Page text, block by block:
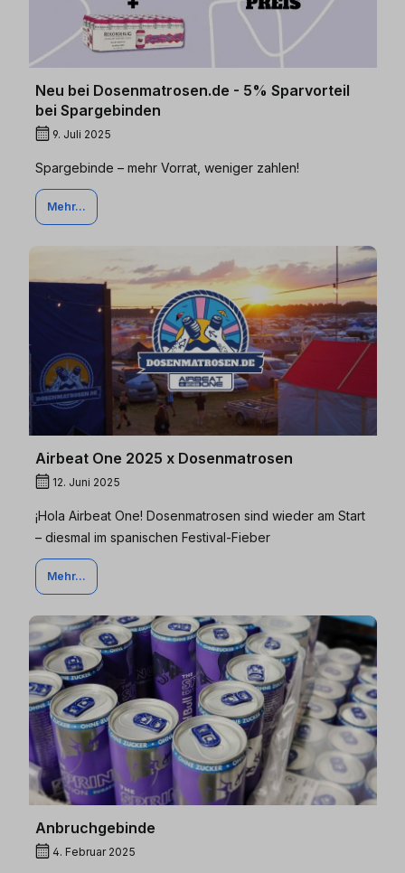
Neu bei Dosenmatrosen.de - 5% Sparvorteil
bei Spargebinden
9. Juli 2025
Spargebinde – mehr Vorrat, weniger zahlen!
Mehr...
Airbeat One 2025 x Dosenmatrosen
12. Juni 2025
¡Hola Airbeat One! Dosenmatrosen sind wieder am Start
– diesmal im spanischen Festival-Fieber
Mehr...
Anbruchgebinde
4. Februar 2025